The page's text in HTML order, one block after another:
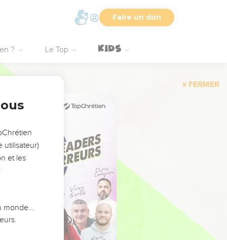
Faire un don
? Le Top
FERMER
utilisateur)
et les
monde…